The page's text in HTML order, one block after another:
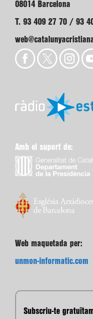
08014 Barcelona
T. 93 409 27 70 / 93
Amb el suport de:
Web maquetada per:
unmon-informatic.com
Subscriu-te